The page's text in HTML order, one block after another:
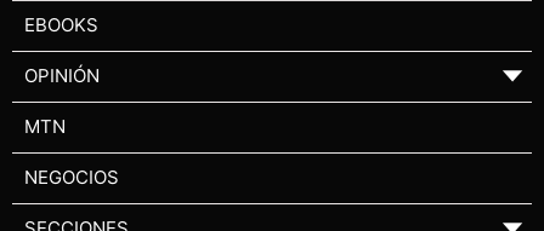
EBOOKS
OPINIÓN ▼
MTN
NEGOCIOS